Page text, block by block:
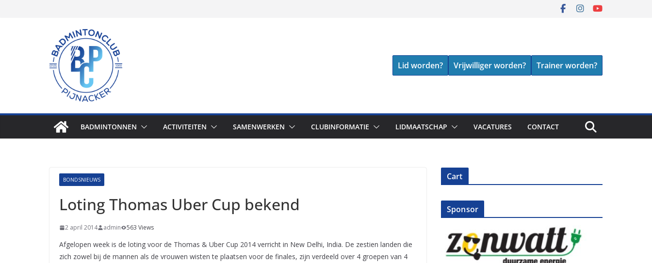
Lid worden? Vrijwilliger worden? Trainer worden?
BADMINTONNEN ACTIVITEITEN SAMENWERKEN CLUBINFORMATIE LIDMAATSCHAP VACATURES CONTACT
BONDSNIEUWS
Loting Thomas Uber Cup bekend
2 april 2014 admin 563 Views
Afgelopen week is de loting voor de Thomas & Uber Cup 2014 verricht in New Delhi, India. De zestien landen die
zich zowel bij de mannen als de vrouwen wisten te plaatsen voor de finales, zijn verdeeld over 4 groepen van 4
Cart
Sponsor